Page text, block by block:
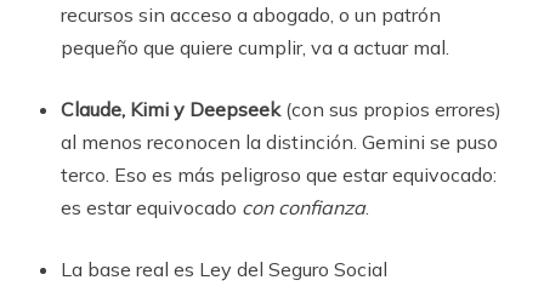
recursos sin acceso a abogado, o un patrón
pequeño que quiere cumplir, va a actuar mal.
Claude, Kimi y Deepseek(con sus propios errores)
al menos reconocen la distinción. Gemini se puso
terco. Eso es más peligroso que estar equivocado:
es estar equivocado con confianza.
La base real es Ley del Seguro Social